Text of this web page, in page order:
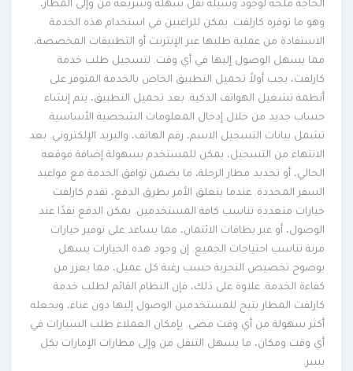
الحاجة ملحة لوجود وسيلة نقل سهلة وسريعة من وإلى المطار،
وهو ما توفره كارلفت. يمكن للراغبين في استخدام هذه الخدمة
الاستفادة من عملية طلبها عبر الإنترنت أو التطبيقات المخصصة،
مما يسهل الوصول إليها في أي وقت. لتسجيل طلب خدمة
كارلفت، يجب أولاً تحميل التطبيق الخاص بالخدمة المتوفر على
أنظمة تشغيل الهواتف الذكية. بعد تحميل التطبيق، يتم إنشاء
حساب جديد من خلال إدخال المعلومات الشخصية الأساسية.
تشمل بيانات التسجيل الاسم، رقم الهاتف، والبريد الإلكتروني. بعد
الانتهاء من التسجيل، يمكن للمستخدم بسهولة إضافة موقعه
الحالي، أو تحديد مطار الرحلة، ما يضمن توافق الخدمة مع مواعيد
السفر المحددة. عندما يتعلق الأمر بطرق الدفع، تقدم كارلفت
خيارات متعددة تناسب كافة المستخدمين. يمكن الدفع نقدًا عند
الوصول، أو عبر بطاقات الائتمان، مما يساعد على توفير خيارات
مرنة تناسب احتياجات الجميع. إن وجود هذه الخيارات يسهل
بوضوح تخصيص التجربة حسب رغبة كل عميل، مما يعزز من
كفاءة الخدمة. علاوة على ذلك، فإن النظام القائم لطلب خدمة
كارلفت المطار يتيح للمستخدمين الوصول إليها دون عناء، ويجعله
أكثر سهولة من أي وقت مضى. بإمكان العملاء طلب السيارات في
أي وقت ومكان، ما يسهل التنقل من وإلى مطارات الإمارات بكل
يسر.